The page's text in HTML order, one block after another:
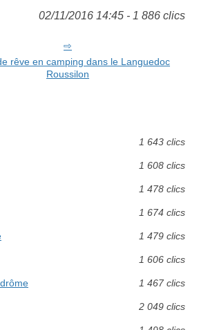
02/11/2016 14:45 - 1 886 clics
rêve en camping dans le Languedoc
Roussilon
1 643 clics
1 608 clics
1 478 clics
1 674 clics
1 479 clics
1 606 clics
1 467 clics
2 049 clics